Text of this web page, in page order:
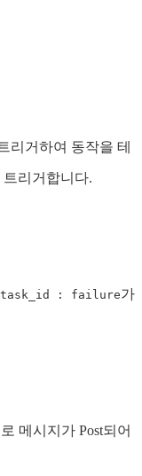
리거하여 동작을 테
리거합니다.
task_id : failure가
메시지가 Post되어